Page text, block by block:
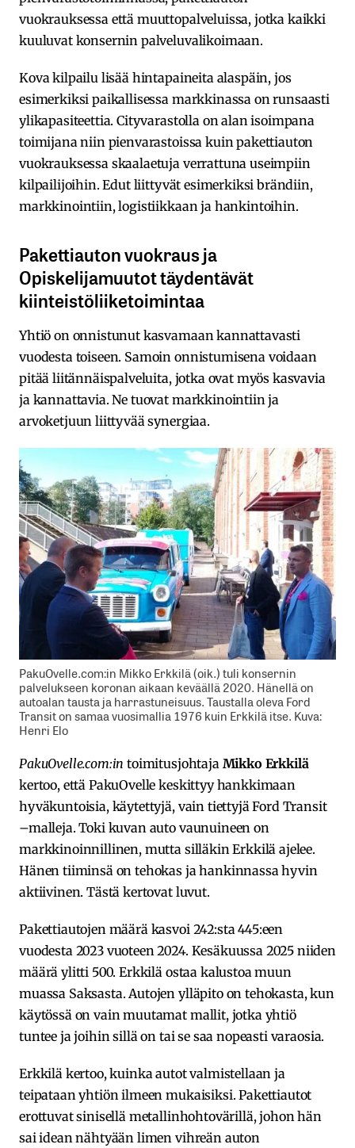
vuokrauksessa että muuttopalveluissa, jotka kaikki
kuuluvat konsernin palveluvalikoimaan.
Kova kilpailu lisää hintapaineita alaspäin, jos
esimerkiksi paikallisessa markkinassa on runsaasti
ylikapasiteettia. Cityvarastolla on alan isoimpana
toimijana niin pienvarastoissa kuin pakettiauton
vuokrauksessa skaalaetuja verrattuna useimpiin
kilpailijoihin. Edut liittyvät esimerkiksi brändiin,
markkinointiin, logistiikkaan ja hankintoihin.
Pakettiauton vuokraus ja
Opiskelijamuutot täydentävät
kiinteistöliiketoimintaa
Yhtiö on onnistunut kasvamaan kannattavasti
vuodesta toiseen. Samoin onnistumisena voidaan
pitää liitännäispalveluita, jotka ovat myös kasvavia
ja kannattavia. Ne tuovat markkinointiin ja
arvoketjuun liittyvää synergiaa.
PakuOvelle.com:in Mikko Erkkilä (oik.) tuli konsernin
palvelukseen koronan aikaan keväällä 2020. Hänellä on
autoalan tausta ja harrastuneisuus. Taustalla oleva Ford
Transit on samaa vuosimallia 1976 kuin Erkkilä itse. Kuva:
Henri Elo
PakuOvelle.com:in toimitusjohtaja Mikko Erkkilä
kertoo, että PakuOvelle keskittyy hankkimaan
hyväkuntoisia, käytettyjä, vain tiettyjä Ford Transit
–malleja. Toki kuvan auto vaunuineen on
markkinoinnillinen, mutta silläkin Erkkilä ajelee.
Hänen tiiminsä on tehokas ja hankinnassa hyvin
aktiivinen. Tästä kertovat luvut.
Pakettiautojen määrä kasvoi 242:sta 445:een
vuodesta 2023 vuoteen 2024. Kesäkuussa 2025 niiden
määrä ylitti 500. Erkkilä ostaa kalustoa muun
muassa Saksasta. Autojen ylläpito on tehokasta, kun
käytössä on vain muutamat mallit, jotka yhtiö
tuntee ja joihin sillä on tai se saa nopeasti varaosia.
Erkkilä kertoo, kuinka autot valmistellaan ja
teipataan yhtiön ilmeen mukaisiksi. Pakettiautot
erottuvat sinisellä metallinhohtovärillä, johon hän
sai idean nähtyään limen vihreän auton